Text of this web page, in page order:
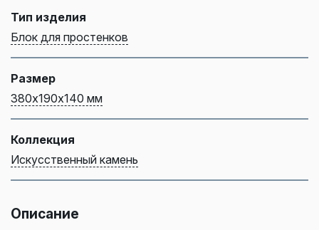
Тип изделия
Блок для простенков
Размер
380х190х140 мм
Коллекция
Искусственный камень
Описание